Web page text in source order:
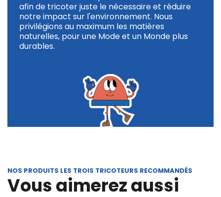
afin de tricoter juste le nécessaire et réduire
notre impact sur l'environnement. Nous
privilégions au maximum les matières
naturelles, pour une Mode et un Monde plus
durables.
NOS PRODUITS LES TROIS TRICOTEURS RECOMMANDÉS
Vous aimerez aussi